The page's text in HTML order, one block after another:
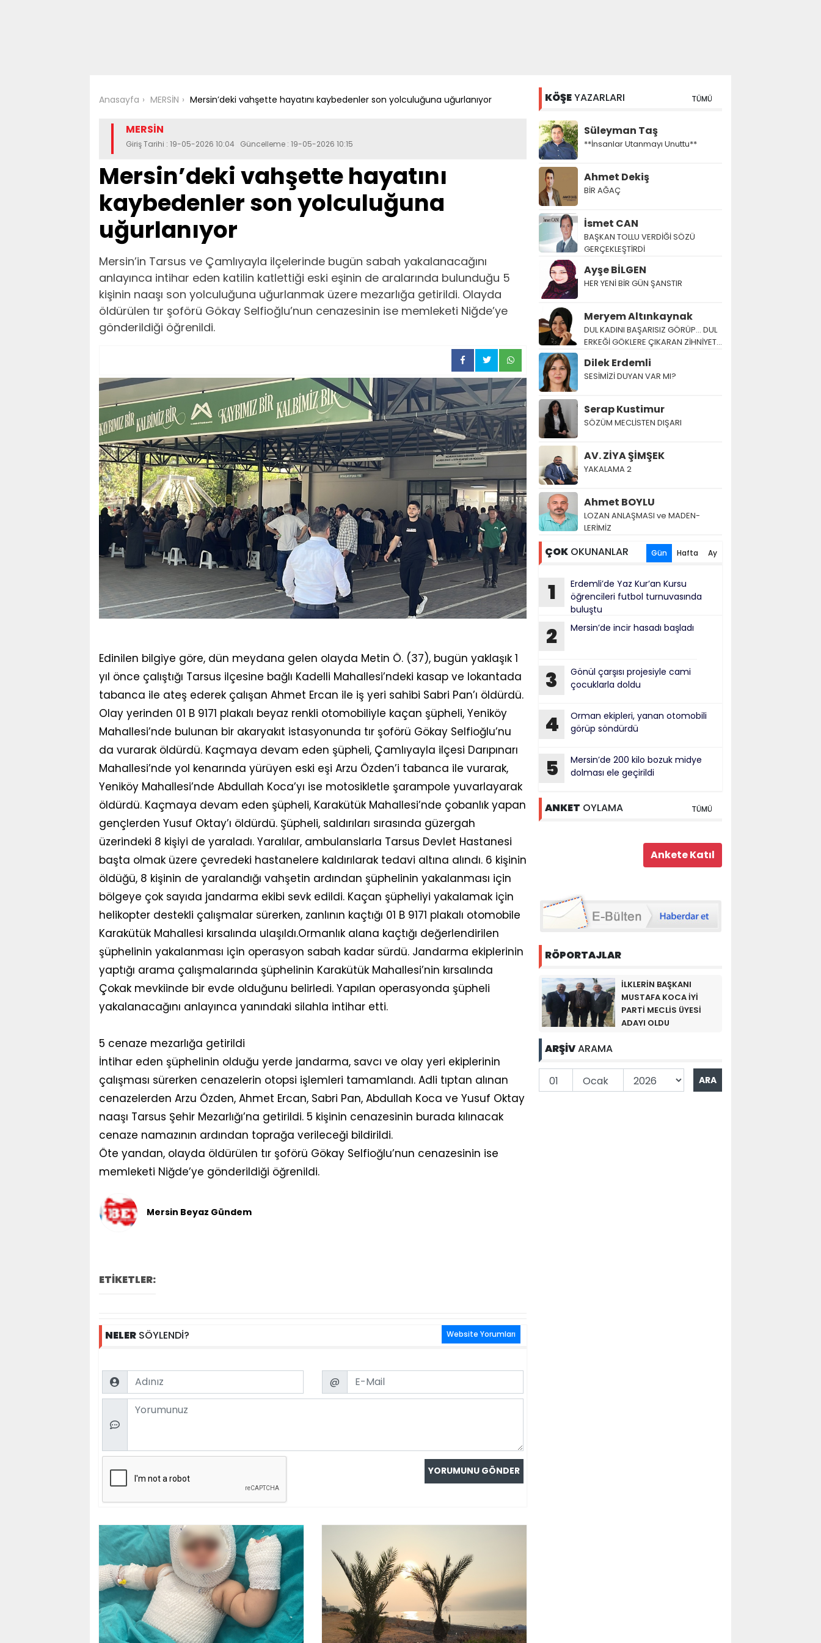
Anasayfa MERSİN Mersin’deki vahşette hayatını kaybedenler son yolculuğuna uğurlanıyor
MERSİN
Giriş Tarihi : 19-05-2026 10:04 Güncelleme : 19-05-2026 10:15
Mersin’deki vahşette hayatını
kaybedenler son yolculuğuna
uğurlanıyor
Mersin’in Tarsus ve Çamlıyayla ilçelerinde bugün sabah yakalanacağını
anlayınca intihar eden katilin katlettiği eski eşinin de aralarında bulunduğu 5
kişinin naaşı son yolculuğuna uğurlanmak üzere mezarlığa getirildi. Olayda
öldürülen tır şoförü Gökay Selfioğlu’nun cenazesinin ise memleketi Niğde’ye
gönderildiği öğrenildi.
Edinilen bilgiye göre, dün meydana gelen olayda Metin Ö. (37), bugün yaklaşık 1
yıl önce çalıştığı Tarsus ilçesine bağlı Kadelli Mahallesi’ndeki kasap ve lokantada
tabanca ile ateş ederek çalışan Ahmet Ercan ile iş yeri sahibi Sabri Pan’ı öldürdü.
Olay yerinden 01 B 9171 plakalı beyaz renkli otomobiliyle kaçan şüpheli, Yeniköy
Mahallesi’nde bulunan bir akaryakıt istasyonunda tır şoförü Gökay Selfioğlu’nu
da vurarak öldürdü. Kaçmaya devam eden şüpheli, Çamlıyayla ilçesi Darıpınarı
Mahallesi’nde yol kenarında yürüyen eski eşi Arzu Özden’i tabanca ile vurarak,
Yeniköy Mahallesi’nde Abdullah Koca’yı ise motosikletle şarampole yuvarlayarak
öldürdü. Kaçmaya devam eden şüpheli, Karakütük Mahallesi’nde çobanlık yapan
gençlerden Yusuf Oktay’ı öldürdü. Şüpheli, saldırıları sırasında güzergah
üzerindeki 8 kişiyi de yaraladı. Yaralılar, ambulanslarla Tarsus Devlet Hastanesi
başta olmak üzere çevredeki hastanelere kaldırılarak tedavi altına alındı. 6 kişinin
öldüğü, 8 kişinin de yaralandığı vahşetin ardından şüphelinin yakalanması için
bölgeye çok sayıda jandarma ekibi sevk edildi. Kaçan şüpheliyi yakalamak için
helikopter destekli çalışmalar sürerken, zanlının kaçtığı 01 B 9171 plakalı otomobile
Karakütük Mahallesi kırsalında ulaşıldı.Ormanlık alana kaçtığı değerlendirilen
şüphelinin yakalanması için operasyon sabah kadar sürdü. Jandarma ekiplerinin
yaptığı arama çalışmalarında şüphelinin Karakütük Mahallesi’nin kırsalında
Çokak mevkiinde bir evde olduğunu belirledi. Yapılan operasyonda şüpheli
yakalanacağını anlayınca yanındaki silahla intihar etti.
5 cenaze mezarlığa getirildi
İntihar eden şüphelinin olduğu yerde jandarma, savcı ve olay yeri ekiplerinin
çalışması sürerken cenazelerin otopsi işlemleri tamamlandı. Adli tıptan alınan
cenazelerden Arzu Özden, Ahmet Ercan, Sabri Pan, Abdullah Koca ve Yusuf Oktay
naaşı Tarsus Şehir Mezarlığı’na getirildi. 5 kişinin cenazesinin burada kılınacak
cenaze namazının ardından toprağa verileceği bildirildi.
Öte yandan, olayda öldürülen tır şoförü Gökay Selfioğlu’nun cenazesinin ise
memleketi Niğde’ye gönderildiği öğrenildi.
Mersin Beyaz Gündem
ETİKETLER:
NELER SÖYLENDİ? Website Yorumları
Name Email
@
Comment
KÖŞEYAZARLARI TÜMÜ
Süleyman Taş
**İnsanlar Utanmayı Unuttu**
Ahmet Dekiş
BİR AĞAÇ
İsmet CAN
BAŞKAN TOLLU VERDİĞİ SÖZÜ
GERÇEKLEŞTİRDİ
Ayşe BİLGEN
HER YENİ BİR GÜN ŞANSTIR
Meryem Altınkaynak
DUL KADINI BAŞARISIZ GÖRÜP… DUL
ERKEĞİ GÖKLERE ÇIKARAN ZİHNİYET…
Dilek Erdemli
SESİMİZİ DUYAN VAR MI?
Serap Kustimur
SÖZÜM MECLİSTEN DIŞARI
AV. ZİYA ŞİMŞEK
YAKALAMA 2
Ahmet BOYLU
LOZAN AN­LAŞ­MA­SI ve MA­DEN­
LERİMİZ
ÇOK OKUNANLAR Gün Hafta Ay
1
Erdemli’de Yaz Kur’an Kursu
öğrencileri futbol turnuvasında
buluştu
2 Mersin’de incir hasadı başladı
3
Gönül çarşısı projesiyle cami
çocuklarla doldu
4
Orman ekipleri, yanan otomobili
görüp söndürdü
5
Mersin’de 200 kilo bozuk midye
dolması ele geçirildi
ANKET OYLAMA TÜMÜ
RÖPORTAJLAR
İLKLERİN BAŞKANI
MUSTAFA KOCA İYİ
PARTİ MECLİS ÜYESİ
ADAYI OLDU
ARŞİVARAMA